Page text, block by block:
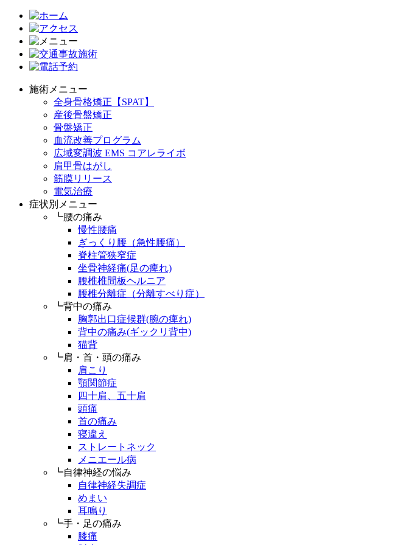
施術メニュー
全身骨格矯正【SPAT】
産後骨盤矯正
骨盤矯正
血流改善プログラム
広域変調波 EMS コアレライボ
肩甲骨はがし
筋膜リリース
電気治療
症状別メニュー
┗腰の痛み
慢性腰痛
ぎっくり腰（急性腰痛）
脊柱管狭窄症
坐骨神経痛(足の痺れ)
腰椎椎間板ヘルニア
腰椎分離症（分離すべり症）
┗背中の痛み
胸郭出口症候群(腕の痺れ)
背中の痛み(ギックリ背中)
猫背
┗肩・首・頭の痛み
肩こり
顎関節症
四十肩、五十肩
頭痛
首の痛み
寝違え
ストレートネック
メニエール病
┗自律神経の悩み
自律神経失調症
めまい
耳鳴り
┗手・足の痛み
膝痛